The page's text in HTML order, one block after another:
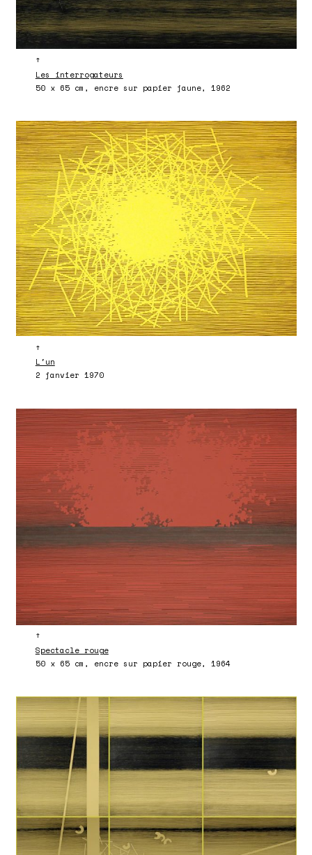
↑
Les interrogateurs
50 x 65 cm, encre sur papier jaune, 1962
↑
L'un
2 janvier 1970
↑
Spectacle rouge
50 x 65 cm, encre sur papier rouge, 1964